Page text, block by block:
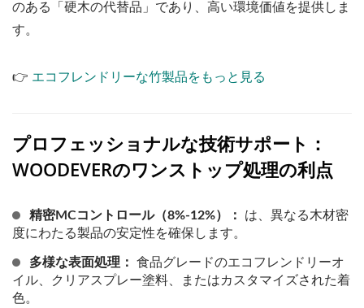
のある「硬木の代替品」であり、高い環境価値を提供しま
す。
👉 エコフレンドリーな竹製品をもっと見る
プロフェッショナルな技術サポート：
WOODEVERのワンストップ処理の利点
精密MCコントロール（8%-12%）：
は、異なる木材密
度にわたる製品の安定性を確保します。
多様な表面処理：
食品グレードのエコフレンドリーオ
イル、クリアスプレー塗料、またはカスタマイズされた着
色。